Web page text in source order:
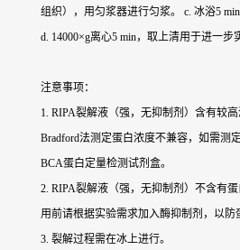
组织），用匀浆器进行匀浆。 c. 冰浴5
d. 14000×g离心5 min，取上清用于进一步
注意事项：
1. RIPA裂解液（强，无抑制剂）含有较
Bradford法测定蛋白浓度不兼容，如需测
BCA蛋白定量检测试剂盒。
2. RIPA裂解液（强，无抑制剂）不含有
用前请根据实验需求加入酶抑制剂，以防
3. 裂解过程需在冰上进行。